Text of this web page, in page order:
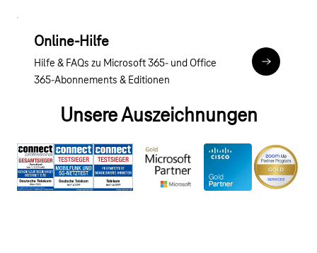
Online-Hilfe
Hilfe & FAQs zu Microsoft 365- und Office
365-Abonnements & Editionen
Zur
Unsere Auszeichnungen